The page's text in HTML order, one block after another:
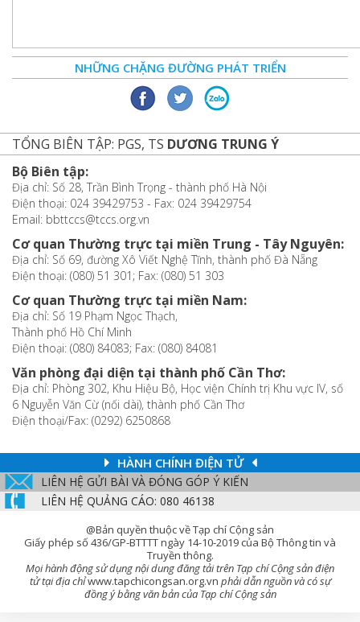
NHỮNG CHẶNG ĐƯỜNG PHÁT TRIỂN
TỔNG BIÊN TẬP: PGS, TS DƯƠNG TRUNG Ý
Bộ Biên tập:
Địa chỉ: Số 28, Trần Bình Trọng - thành phố Hà Nội
Điện thoại: 024 39429753 - Fax: 024 39429754
Email: bbttccs@tccs.org.vn
Cơ quan Thường trực tại miền Trung - Tây Nguyên:
Địa chỉ: Số 69, đường Xô Viết Nghệ Tĩnh, thành phố Đà Nẵng
Điện thoại: (080) 51 301; Fax: (080) 51 303
Cơ quan Thường trực tại miền Nam:
Địa chỉ: Số 19 Phạm Ngọc Thạch,
Thành phố Hồ Chí Minh
Điện thoại: (080) 84083; Fax: (080) 84081
Văn phòng đại diện tại thành phố Cần Thơ:
Địa chỉ: Phòng 302, Khu Hiệu Bộ, Học viện Chính trị Khu vực IV, số
6 Nguyễn Văn Cừ (nối dài), thành phố Cần Thơ
Điện thoại/Fax: (0292) 6250868
HÀNH CHÍNH ĐIỆN TỬ
LIÊN HỆ GỬI BÀI VÀ ĐÓNG GÓP Ý KIẾN
LIÊN HỆ QUẢNG CÁO: 080 46138
@Bản quyền thuộc về Tạp chí Cộng sản
Giấy phép số 436/GP-BTTTT ngày 14-10-2019 của Bộ Thông tin và
Truyền thông.
Mọi hành động sử dụng nội dung đăng tải trên Tạp chí Cộng sản điện
tử tại địa chỉwww.tapchicongsan.org.vn phải dẫn nguồn và có sự
đồng ý bằng văn bản của Tạp chí Cộng sản